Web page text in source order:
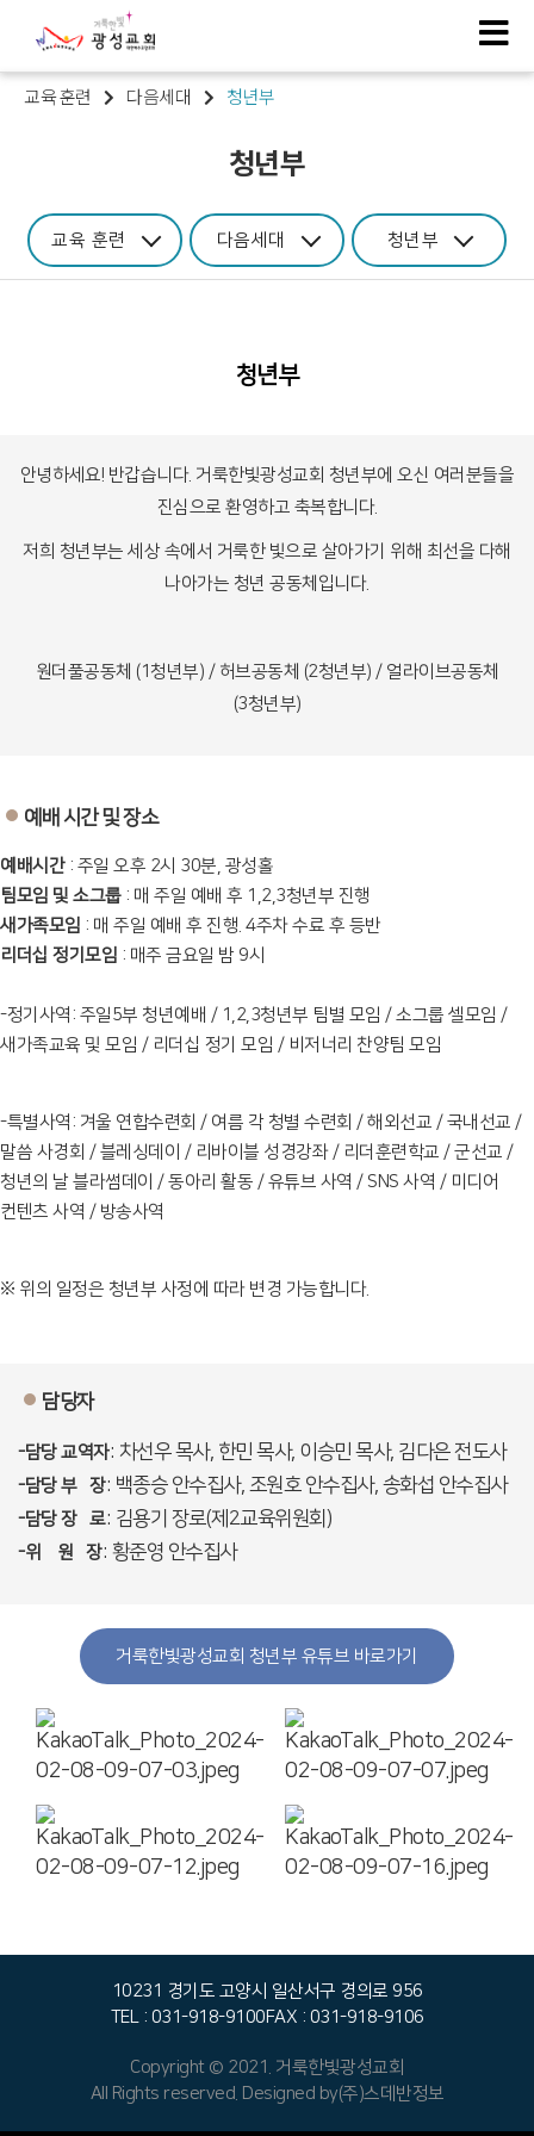
교육 훈련 다음세대 청년부
청년부
교육 훈련 다음세대 청년부
청년부
안녕하세요! 반갑습니다. 거룩한빛광성교회 청년부에 오신 여러분들을
진심으로 환영하고 축복합니다.
저희 청년부는 세상 속에서 거룩한 빛으로 살아가기 위해 최선을 다해
나아가는 청년 공동체입니다.
원더풀공동체 (1청년부) / 허브공동체 (2청년부) / 얼라이브공동체
(3청년부)
예배 시간 및 장소
예배시간: 주일 오후 2시 30분, 광성홀
팀모임 및 소그룹: 매 주일 예배 후 1,2,3청년부 진행
새가족모임 : 매 주일 예배 후 진행. 4주차 수료 후 등반
리더십 정기모임 : 매주 금요일 밤 9시
-정기사역: 주일5부 청년예배 / 1,2,3청년부 팀별 모임 / 소그룹 셀모임 /
새가족교육 및 모임 / 리더십 정기 모임 / 비저너리 찬양팀 모임
-특별사역: 겨울 연합수련회 / 여름 각 청별 수련회 / 해외선교 / 국내선교 /
말씀 사경회 / 블레싱데이 / 리바이블 성경강좌 / 리더훈련학교 / 군선교 /
청년의 날 블라썸데이 / 동아리 활동 / 유튜브 사역 / SNS 사역 / 미디어
컨텐츠 사역 / 방송사역
※ 위의 일정은 청년부 사정에 따라 변경 가능합니다.
담당자
-담당 교역자: 차선우 목사, 한민 목사, 이승민 목사, 김다은 전도사
-담당 부 장: 백종승 안수집사, 조원호 안수집사, 송화섭 안수집사
-담당 장 로: 김용기 장로(제2교육위원회)
-위 원 장: 황준영 안수집사
거룩한빛광성교회 청년부 유튜브 바로가기
10231 경기도 고양시 일산서구 경의로 956
TEL : 031-918-9100FAX : 031-918-9106
Copyright © 2021. 거룩한빛광성교회
All Rights reserved. Designed by(주)스데반정보